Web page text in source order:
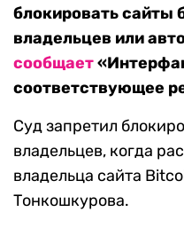
блокировать сайты
владельцев или
сообщает
соответствующее
Суд запретил
владельцев, когда
владельца сайта
Тонкошкурова.